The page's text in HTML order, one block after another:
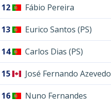
12 Fábio Pereira
13 Eurico Santos (PS)
14 Carlos Dias (PS)
15 José Fernando Azevedo
16 Nuno Fernandes